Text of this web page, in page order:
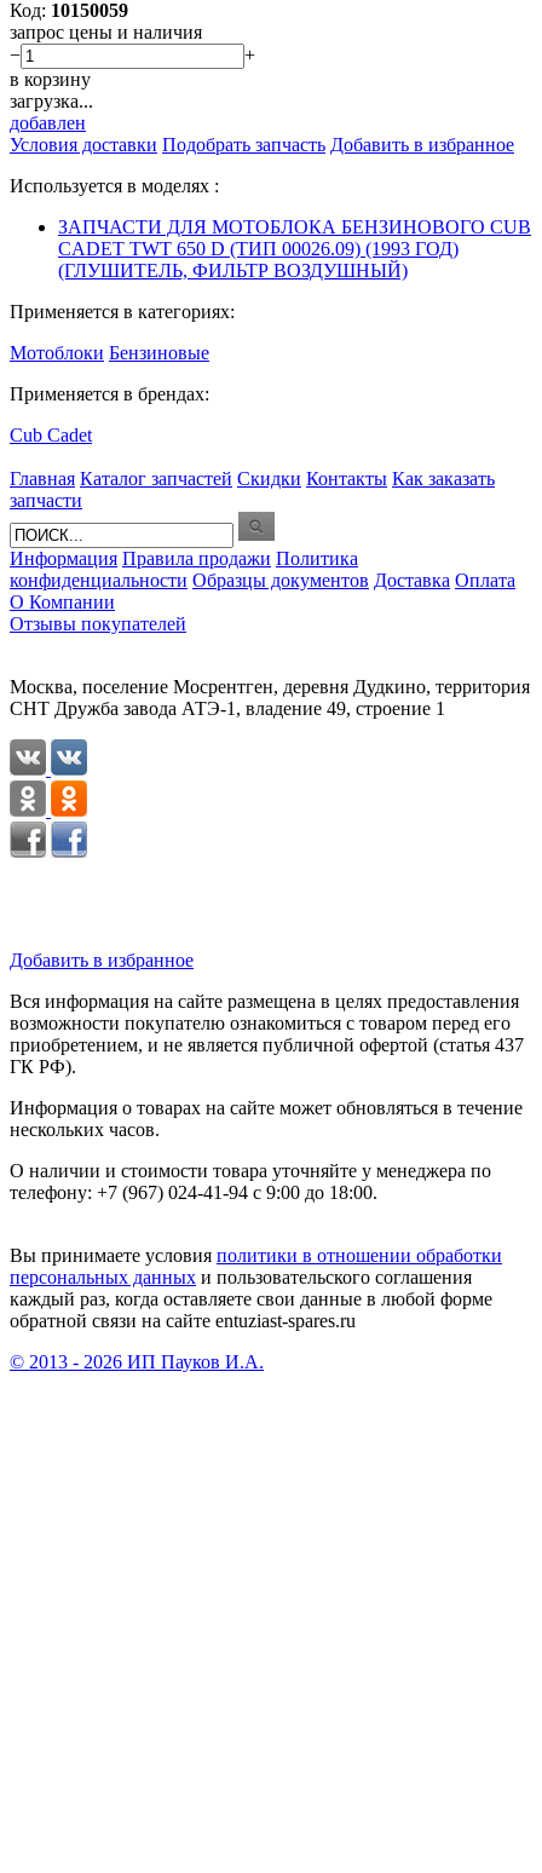
Код: 10150059
запрос цены и наличия
−
+
в корзину
загрузка...
добавлен
Условия доставки Подобрать запчасть Добавить в избранное
Используется в моделях :
ЗАПЧАСТИ ДЛЯ МОТОБЛОКА БЕНЗИНОВОГО CUB
CADET TWT 650 D (ТИП 00026.09) (1993 ГОД)
(ГЛУШИТЕЛЬ, ФИЛЬТР ВОЗДУШНЫЙ)
Применяется в категориях:
Мотоблоки Бензиновые
Применяется в брендах:
Cub Cadet
Главная Каталог запчастей Скидки Контакты Как заказать
запчасти
Информация Правила продажи Политика
конфиденциальности Образцы документов Доставка Оплата
О Компании
Отзывы покупателей
Москва, поселение Мосрентген, деревня Дудкино, территория
СНТ Дружба завода АТЭ-1, владение 49, строение 1
Добавить в избранное
Вся информация на сайте размещена в целях предоставления
возможности покупателю ознакомиться с товаром перед его
приобретением, и не является публичной офертой (статья 437
ГК РФ).
Информация о товарах на сайте может обновляться в течение
нескольких часов.
О наличии и стоимости товара уточняйте у менеджера по
телефону: +7 (967) 024-41-94 с 9:00 до 18:00.
Вы принимаете условия политики в отношении обработки
персональных данных и пользовательского соглашения
каждый раз, когда оставляете свои данные в любой форме
обратной связи на сайте entuziast-spares.ru
© 2013 - 2026 ИП Пауков И.А.